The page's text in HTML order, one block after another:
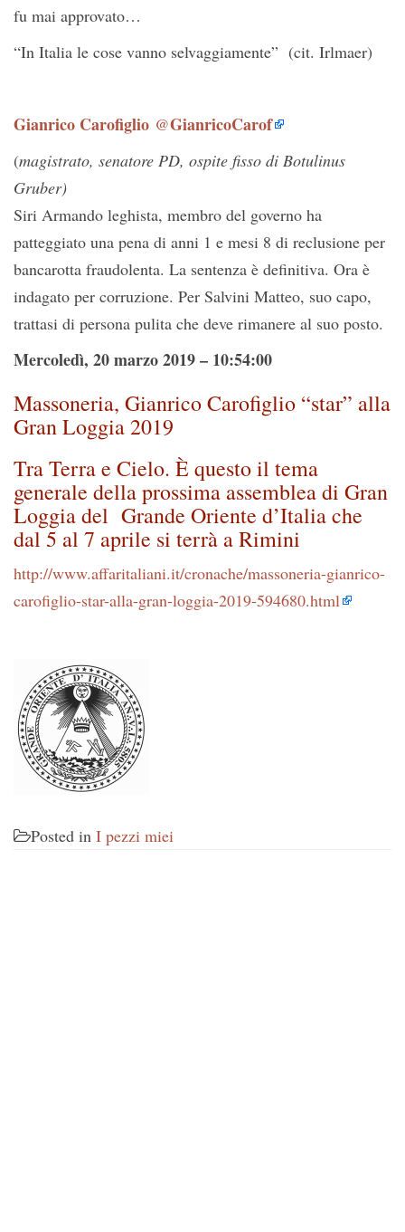
fu mai approvato…
“In Italia le cose vanno selvaggiamente” (cit. Irlmaer)
Gianrico Carofiglio @GianricoCarof
(magistrato, senatore PD, ospite fisso di Botulinus
Gruber)
Siri Armando leghista, membro del governo ha
patteggiato una pena di anni 1 e mesi 8 di reclusione per
bancarotta fraudolenta. La sentenza è definitiva. Ora è
indagato per corruzione. Per Salvini Matteo, suo capo,
trattasi di persona pulita che deve rimanere al suo posto.
Mercoledì, 20 marzo 2019 – 10:54:00
Massoneria, Gianrico Carofiglio “star” alla
Gran Loggia 2019
Tra Terra e Cielo. È questo il tema
generale della prossima assemblea di Gran
Loggia del Grande Oriente d’Italia che
dal 5 al 7 aprile si terrà a Rimini
http://www.affaritaliani.it/cronache/massoneria-gianrico-
carofiglio-star-alla-gran-loggia-2019-594680.html
Posted in I pezzi miei